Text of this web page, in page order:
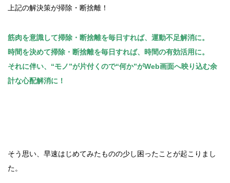
上記の解決策が掃除・断捨離！
筋肉を意識して掃除・断捨離を毎日すれば、運動不足解消に。
時間を決めて掃除・断捨離を毎日すれば、時間の有効活用に。
それに伴い、“モノ”が片付くので“何か”がWeb画面へ映り込む余
計な心配解消に！
そう思い、早速はじめてみたものの少し困ったことが起こりまし
た。